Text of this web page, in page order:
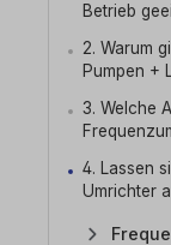
Betrieb
2. Warum
Pumpen +
3. Welche
4. Lassen
Umrichter